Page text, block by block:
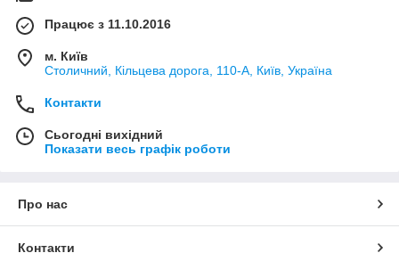
Працює з 11.10.2016
м. Київ
Столичний, Кільцева дорога, 110-А, Київ, Україна
Контакти
Сьогодні вихідний
Показати весь графік роботи
Про нас
Контакти